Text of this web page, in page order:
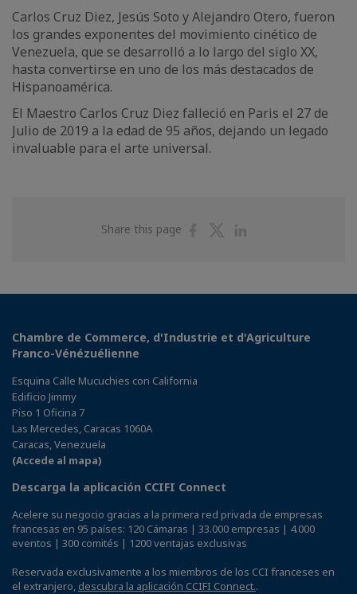
Carlos Cruz Diez, Jesús Soto y Alejandro Otero, fueron
los grandes exponentes del movimiento cinético de
Venezuela, que se desarrolló a lo largo del siglo XX,
hasta convertirse en uno de los más destacados de
Hispanoamérica.
El Maestro Carlos Cruz Diez falleció en Paris el 27 de
Julio de 2019 a la edad de 95 años, dejando un legado
invaluable para el arte universal.
Share this page
ShareShare
Chambre de Commerce, d'Industrie et d'Agriculture
Franco-Vénézuélienne
Esquina Calle Mucuchies con California
Edificio Jimmy
Piso 1 Oficina 7
Las Mercedes, Caracas 1060A
Caracas, Venezuela
(Accede al mapa)
Descarga la aplicación CCIFI Connect
Acelere su negocio gracias a la primera red privada de empresas
francesas en 95 países: 120 Cámaras | 33.000 empresas | 4.000
eventos | 300 comités | 1200 ventajas exclusivas
Reservada exclusivamente a los miembros de los CCI franceses en
el extranjero, descubra la aplicación CCIFI Connect..